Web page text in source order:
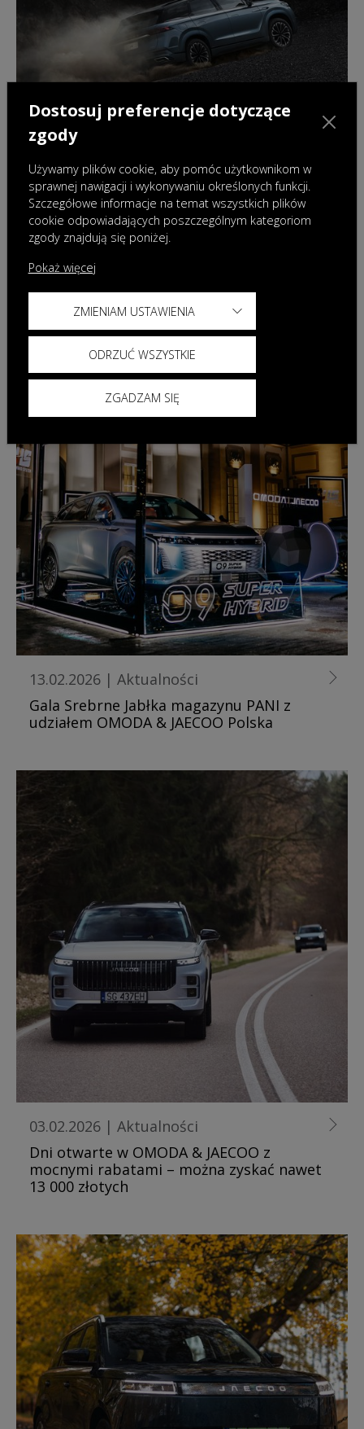
18.02.2026|Aktualności
OMODA & JAECOO Polska kontynuuje
Szczęsnym realizując nową kampanię
13.02.2026 | Aktualności
Gala Srebrne Jabłka magazynu PANI z
udziałem OMODA & JAECOO Polska
03.02.2026 | Aktualności
Dni otwarte w OMODA & JAECOO z
mocnymi rabatami – można zyskać nawet
13 000 złotych
Dostosuj preferencje dotyczące
zgody
Używamy plików cookie, aby pomóc użytkownikom w
sprawnej nawigacji i wykonywaniu określonych funkcji.
Szczegółowe informacje na temat wszystkich plików
cookie odpowiadających poszczególnym kategoriom
zgody znajdują się poniżej.
Pokaż więcej
ZMIENIAM USTAWIENIA
ODRZUĆ WSZYSTKIE
ZGADZAM SIĘ